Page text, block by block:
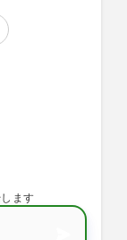
ます